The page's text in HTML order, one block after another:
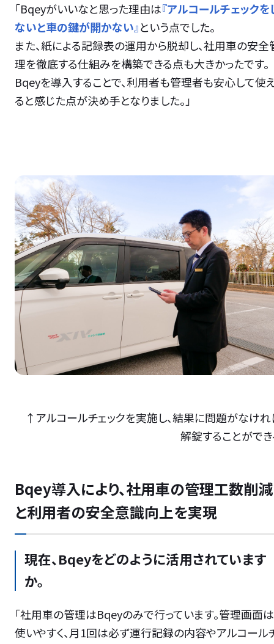
「Bqeyがいいなと思った理由は『アルコールチェックを
ないと車の鍵が開かない』という点でした。
また、紙による記録表の運用から脱却し、社用車の安全
理を徹底する仕組みを構築できる点も大きかったです。
Bqeyを導入することで、利用者も管理者も安心して使
ると感じた点が決め手となりました。」
↑アルコールチェックを実施し、結果に問題がなけ
解錠することがで
Bqey導入により、社用車の管理工数削減
と利用者の安全意識向上を実現
現在、Bqeyをどのように活用されています
か。
「社用車の管理はBqeyのみで行っています。管理画面は
使いやすく、月1回は必ず運行記録の内容やアルコール